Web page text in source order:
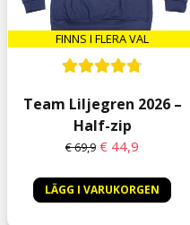
FINNS I FLERA VAL
Team Liljegren 2026 –
Half-zip
€ 69,9 € 44,9
LÄGG I VARUKORGEN